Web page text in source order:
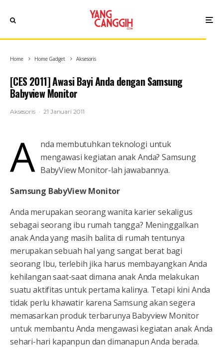
Home Home Gadget Aksesoris
[CES 2011] Awasi Bayi Anda dengan Samsung
Babyview Monitor
Aksesoris · 21 Januari 2011
A nda membutuhkan teknologi untuk
mengawasi kegiatan anak Anda? Samsung
BabyView Monitor-lah jawabannya.
Samsung BabyView Monitor
Anda merupakan seorang wanita karier sekaligus
sebagai seorang ibu rumah tangga? Meninggalkan
anak Anda yang masih balita di rumah tentunya
merupakan sebuah hal yang sangat berat bagi
seorang Ibu, terlebih jika harus membayangkan Anda
kehilangan saat-saat dimana anak Anda melakukan
suatu aktifitas untuk pertama kalinya. Tetapi kini Anda
tidak perlu khawatir karena Samsung akan segera
memasarkan produk terbarunya Babyview Monitor
untuk membantu Anda mengawasi kegiatan anak Anda
sehari-hari kapanpun dan dimanapun Anda berada.